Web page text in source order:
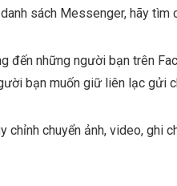
sách Messenger, hãy tìm
đến những người bạn trên
bạn muốn giữ liên lạc gửi
chỉnh chuyển ảnh, video, ghi